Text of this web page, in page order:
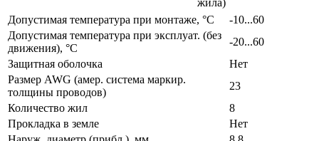
Допустимая температура при монтаже, °C
-10...60
Допустимая температура при эксплуат. (без
движения), °C
-20...60
Защитная оболочка
Нет
Размер AWG (амер. система маркир.
толщины проводов)
23
Количество жил
8
Прокладка в земле
Нет